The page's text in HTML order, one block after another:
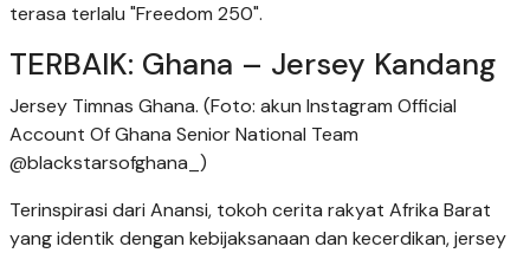
terasa terlalu "Freedom 250".
TERBAIK: Ghana – Jersey Kandang
Jersey Timnas Ghana. (Foto: akun Instagram Official
Account Of Ghana Senior National Team
@blackstarsofghana_)
Terinspirasi dari Anansi, tokoh cerita rakyat Afrika Barat
yang identik dengan kebijaksanaan dan kecerdikan, jersey